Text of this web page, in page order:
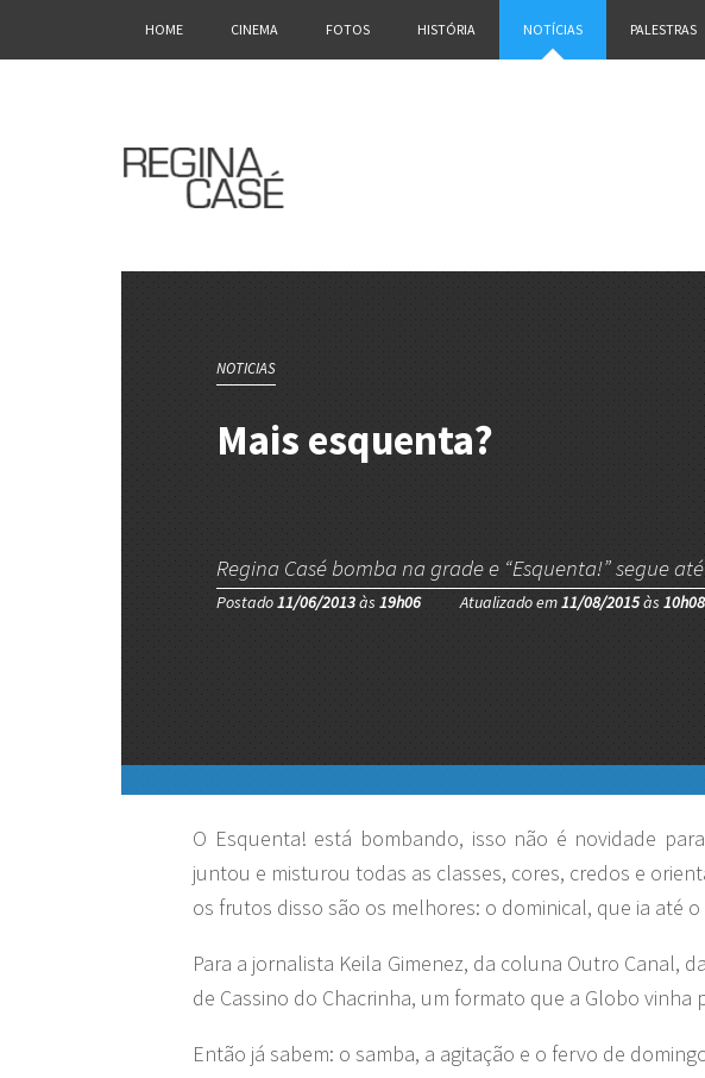
HOME CINEMA FOTOS HISTÓRIA NOTÍCIAS PALESTRAS
NOTICIAS
Mais esquenta?
Regina Casé bomba na grade e “Esquenta!” segue
Postado11/06/2013às 19h06 Atualizado em11/08/2015às 10h08
O Esquenta! está bombando, isso não é novidade
juntou e misturou todas as classes, cores, credos e
os frutos disso são os melhores: o dominical, que ia até
Para a jornalista Keila Gimenez, da coluna Outro Canal,
de Cassino do Chacrinha, um formato que a Globo vinha
Então já sabem: o samba, a agitação e o fervo de